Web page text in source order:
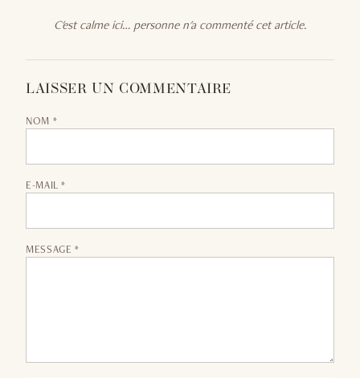
C'est calme ici… personne n'a commenté cet article.
LAISSER UN COMMENTAIRE
NOM *
E-MAIL *
MESSAGE *